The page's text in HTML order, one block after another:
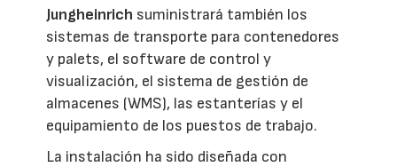
Jungheinrich suministrará también los
sistemas de transporte para contenedores
y palets, el software de control y
visualización, el sistema de gestión de
almacenes (WMS), las estanterías y el
equipamiento de los puestos de trabajo.
La instalación ha sido diseñada con